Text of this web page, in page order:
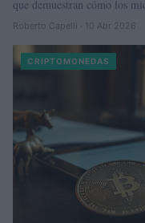
que demuestran cómo los
Roberto Capelli · 10 Abr 2026
CRIPTOMONEDAS